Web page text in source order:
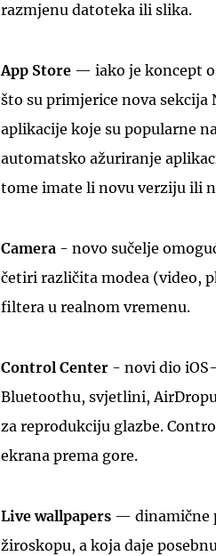
razmjenu datoteka ili slika.
App Store — iako je koncept
što su primjerice nova sekcija
aplikacije koje su popularne
automatsko ažuriranje
tome imate li novu verziju ili
Camera - novo sučelje
četiri različita modea (video,
filtera u realnom vremenu.
Control Center - novi dio
Bluetoothu, svjetlini,
za reprodukciju glazbe.
ekrana prema gore.
Live wallpapers — dinamične
žiroskopu, a koja daje